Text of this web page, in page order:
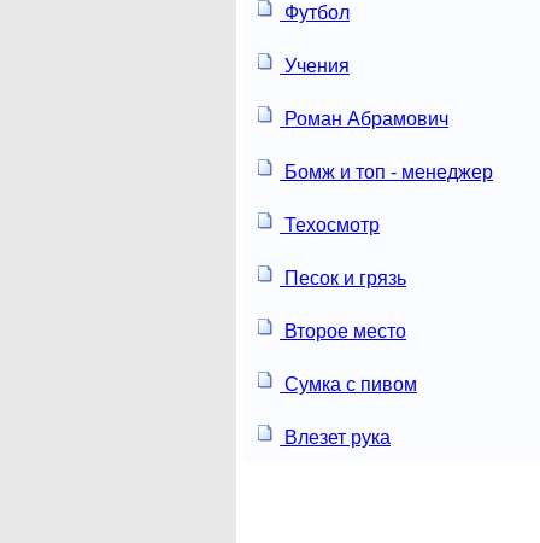
Футбол
Учения
Роман Абрамович
Бомж и топ - менеджер
Техосмотр
Песок и грязь
Второе место
Сумка с пивом
Влезет рука